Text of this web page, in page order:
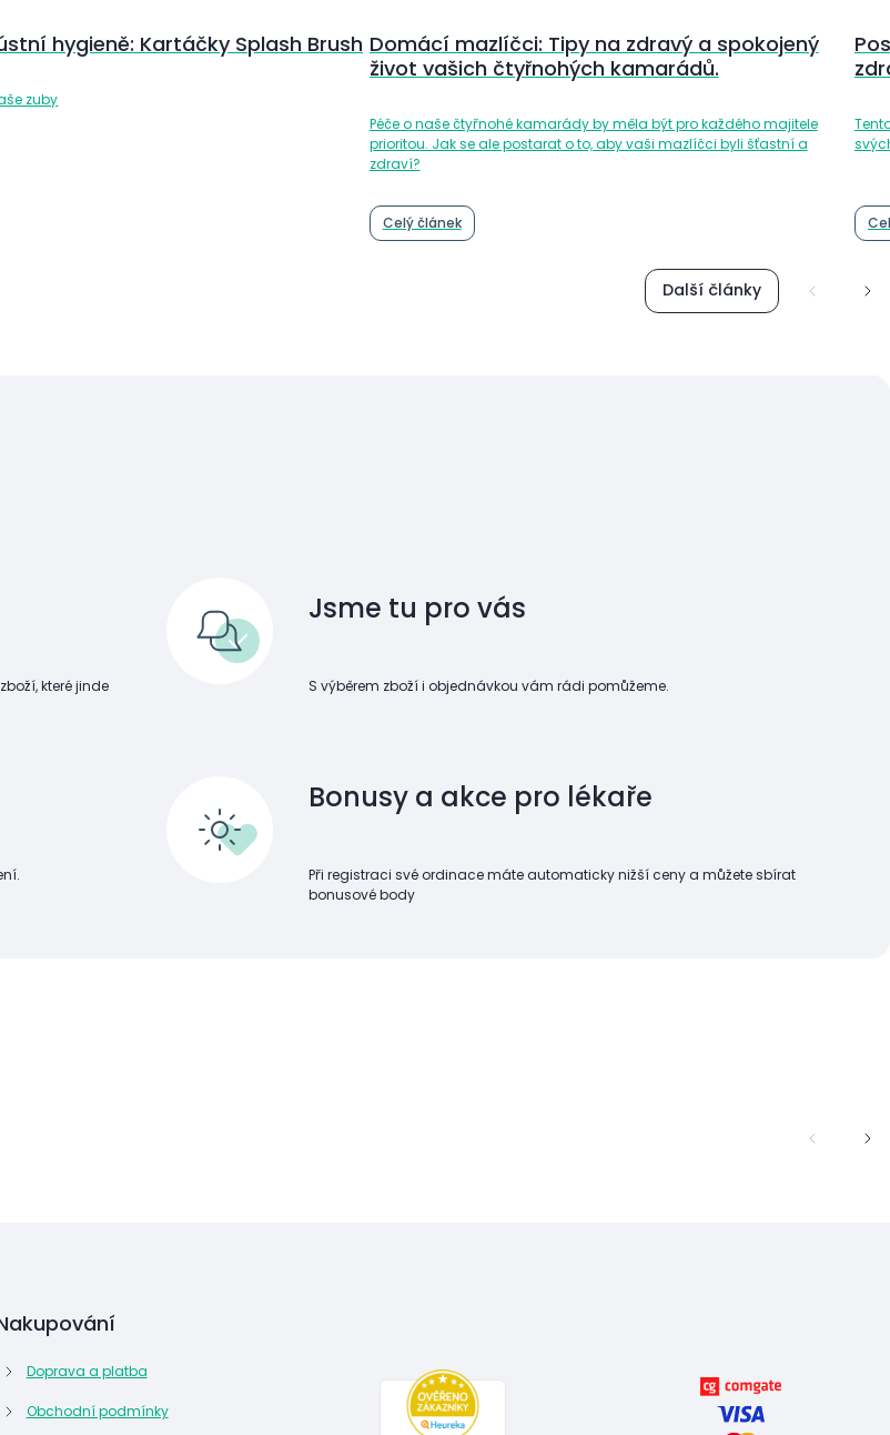
hygieně: Kartáčky Splash Brush
zuby
Domácí mazlíčci: Tipy na zdravý a spokojený
život vašich čtyřnohých kamarádů.
Péče o naše čtyřnohé kamarády by měla být pro každého majitele
prioritou. Jak se ale postarat o to, aby vaši mazlíčci byli šťastní a
zdraví?
Celý článek
Další články
které jinde
Jsme tu pro vás
S výběrem zboží i objednávkou vám rádi pomůžeme.
Bonusy a akce pro lékaře
Při registraci své ordinace máte automaticky nižší ceny a můžete sbírat
bonusové body
Doprava a platba
Obchodní podmínky